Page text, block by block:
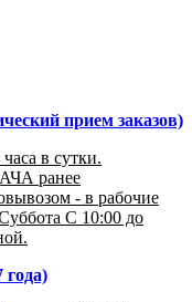
прием заказов)
в сутки.
ранее
- в рабочие
С 10:00 до
года)